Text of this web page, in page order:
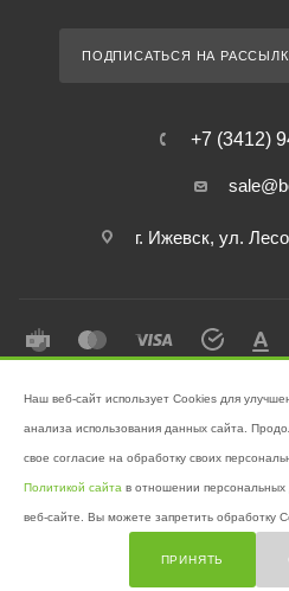
ПОДПИСАТЬСЯ НА
+7 (3412)
г. Ижевск, ул.
поддержании
Наш веб-сайт использует Cookies для
анализа использования данных сайта.
свое согласие на обработку своих
Политикой сайта в отношении
веб-сайте. Вы можете запретить обработку
ПРИНЯТЬ